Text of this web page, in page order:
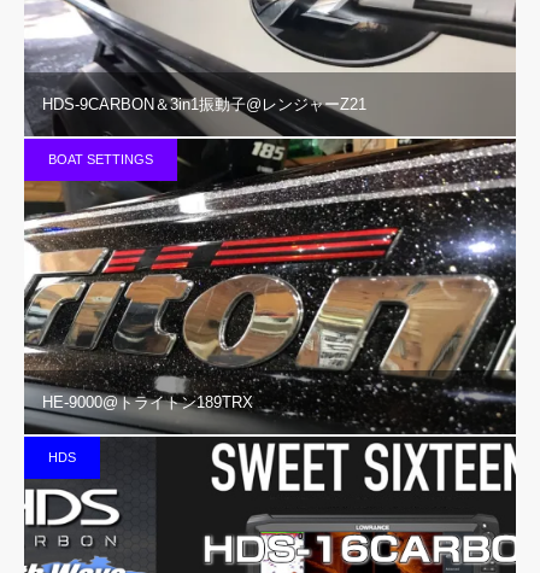
HDS-9CARBON＆3in1振動子@レンジャーZ21
BOAT SETTINGS
HE-9000@トライトン189TRX
HDS